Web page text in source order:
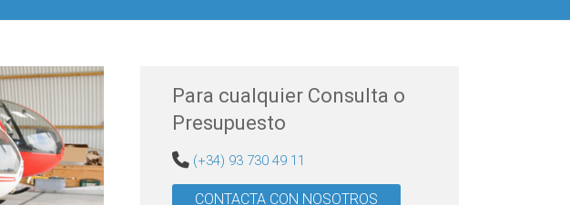
Para cualquier Consulta o
Presupuesto
(+34) 93 730 49 11
CONTACTA CON NOSOTROS